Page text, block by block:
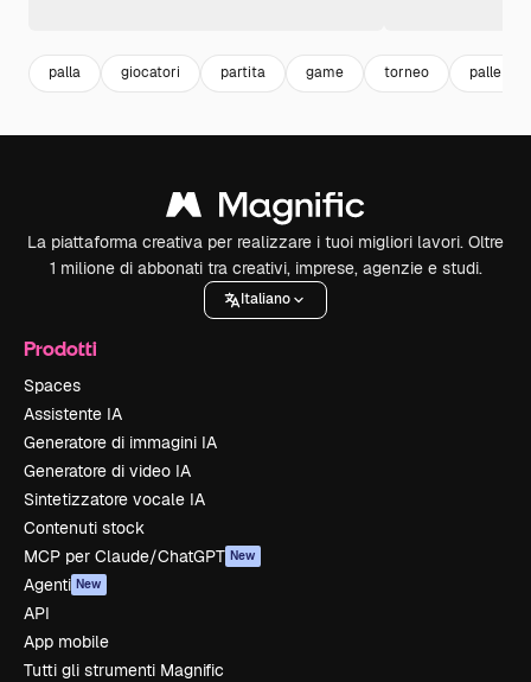
palla giocatori partita game torneo palle
La piattaforma creativa per realizzare i tuoi migliori lavori. Oltre
1 milione di abbonati tra creativi, imprese, agenzie e studi.
Italiano
Prodotti
Spaces
Assistente IA
Generatore di immagini IA
Generatore di video IA
Sintetizzatore vocale IA
Contenuti stock
MCP per Claude/ChatGPT New
Agenti New
API
App mobile
Tutti gli strumenti Magnific